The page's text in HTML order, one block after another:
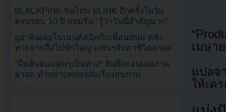
เมษา
แปลจ
ให้เค
BLACKPINK ขอโทษ BLINK อีกครั้งในวัน
ครบรอบ 10 ปี ยอมรับ “รู้ว่าวันนี้สำคัญมาก”
ยูอาอินเผยโมเมนต์สนิทกับเพื่อนหนุ่ม หลัง
หายจากสื่อไปพักใหญ่ แฟนๆจับตาชีวิตล่าสุด
“มือสั่นจนแฟนๆเป็นห่วง” ฮันซึงยอนเผยภาพ
ล่าสุด ทำหลายคนสงสัยเรื่องสุขภาพ